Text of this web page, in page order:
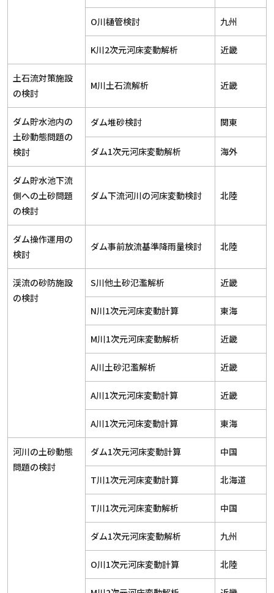
O川樋管検討 九州
K川2次元河床変動解析 近畿
土石流対策施設
の検討
M川土石流解析 近畿
ダム貯水池内の
土砂動態問題の
検討
ダム堆砂検討 関東
ダム1次元河床変動解析 海外
ダム貯水池下流
側への土砂問題
の検討
ダム下流河川の河床変動検討 北陸
ダム操作運用の
検討
ダム事前放流基準降雨量検討 北陸
渓流の砂防施設
の検討
S川他土砂氾濫解析 近畿
N川1次元河床変動計算 東海
M川1次元河床変動解析 近畿
A川土砂氾濫解析 近畿
A川1次元河床変動計算 近畿
A川1次元河床変動計算 東海
河川の土砂動態
問題の検討
ダム1次元河床変動計算 中国
T川1次元河床変動計算 北海道
T川1次元河床変動解析 中国
ダム1次元河床変動解析 九州
O川1次元河床変動計算 北陸